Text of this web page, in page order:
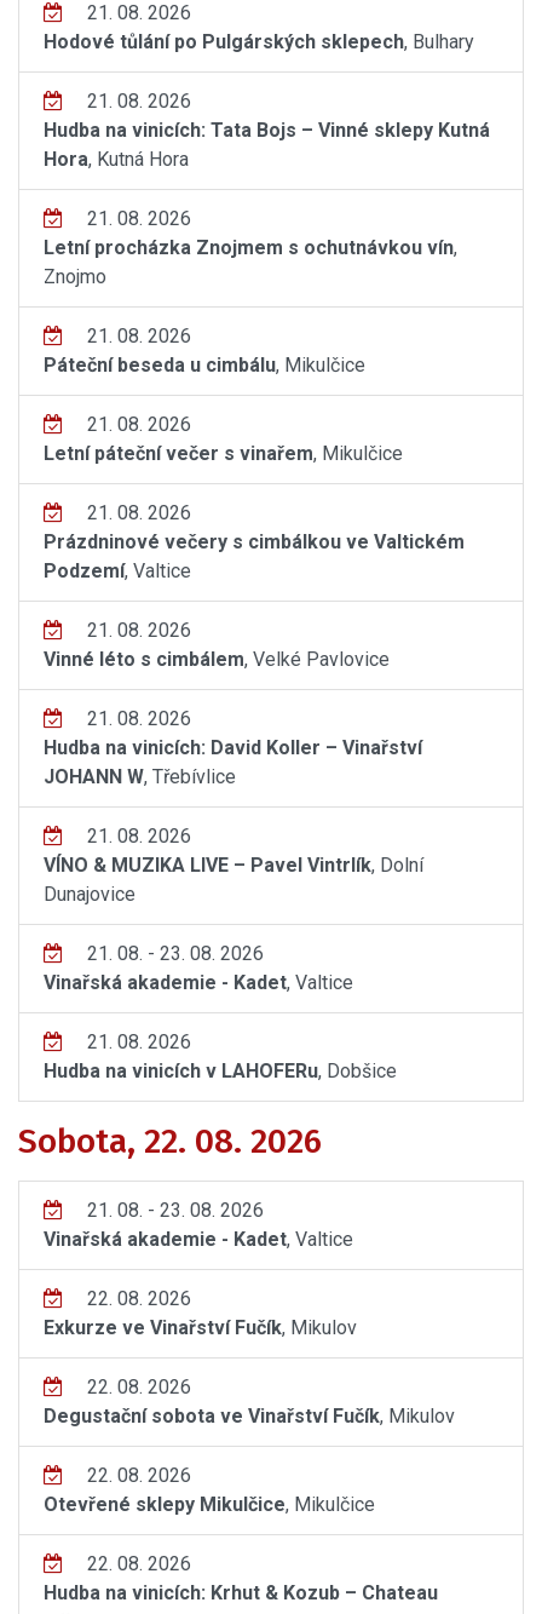
21. 08. 2026
Hodové tůlání po Pulgárských sklepech, Bulhary
21. 08. 2026
Hudba na vinicích: Tata Bojs – Vinné sklepy Kutná
Hora, Kutná Hora
21. 08. 2026
Letní procházka Znojmem s ochutnávkou vín,
Znojmo
21. 08. 2026
Páteční beseda u cimbálu, Mikulčice
21. 08. 2026
Letní páteční večer s vinařem, Mikulčice
21. 08. 2026
Prázdninové večery s cimbálkou ve Valtickém
Podzemí, Valtice
21. 08. 2026
Vinné léto s cimbálem, Velké Pavlovice
21. 08. 2026
Hudba na vinicích: David Koller – Vinařství
JOHANN W, Třebívlice
21. 08. 2026
VÍNO & MUZIKA LIVE – Pavel Vintrlík, Dolní
Dunajovice
21. 08. - 23. 08. 2026
Vinařská akademie - Kadet, Valtice
21. 08. 2026
Hudba na vinicích v LAHOFERu, Dobšice
Sobota, 22. 08. 2026
21. 08. - 23. 08. 2026
Vinařská akademie - Kadet, Valtice
22. 08. 2026
Exkurze ve Vinařství Fučík, Mikulov
22. 08. 2026
Degustační sobota ve Vinařství Fučík, Mikulov
22. 08. 2026
Otevřené sklepy Mikulčice, Mikulčice
22. 08. 2026
Hudba na vinicích: Krhut & Kozub – Chateau